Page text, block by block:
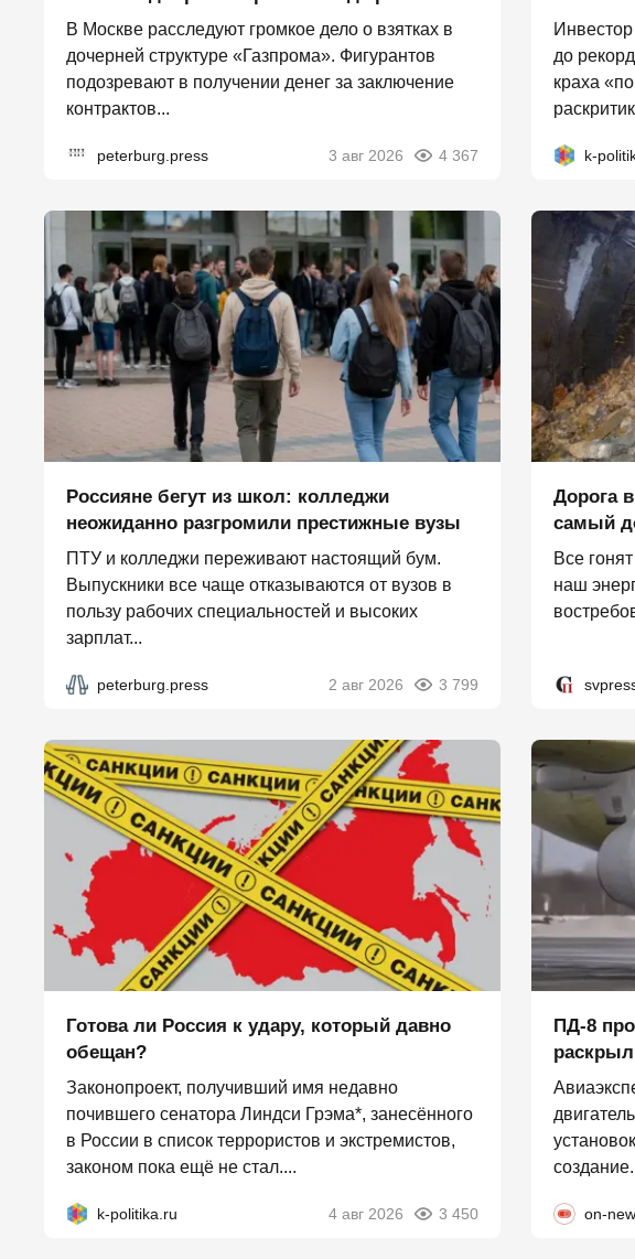
В Москве расследуют громкое дело о взятках в
дочерней структуре «Газпрома». Фигурантов
подозревают в получении денег за заключение
контрактов...
peterburg.press 3 авг 2026 4 367
до
краха
k-
Россияне бегут из школ: колледжи
неожиданно разгромили престижные вузы
ПТУ и колледжи переживают настоящий бум.
Выпускники все чаще отказываются от вузов в
пользу рабочих специальностей и высоких
зарплат...
peterburg.press 2 авг 2026 3 799
Дорога
самый
Все
наш
Готова ли Россия к удару, который давно
обещан?
Законопроект, получивший имя недавно
почившего сенатора Линдси Грэма*, занесённого
в России в список террористов и экстремистов,
законом пока ещё не стал....
k-politika.ru 4 авг 2026 3 450
ПД-8
раскрыл
on-